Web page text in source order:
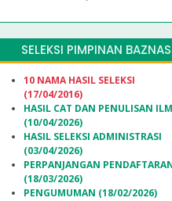
SELEKSI PIMPINAN BAZNAS
10 NAMA HASIL SELEKSI
(17/04/2016)
HASIL CAT DAN PENULISAN
(10/04/2026)
HASIL SELEKSI ADMINISTRASI
(03/04/2026)
PERPANJANGAN
(18/03/2026)
PENGUMUMAN (18/02/2026)